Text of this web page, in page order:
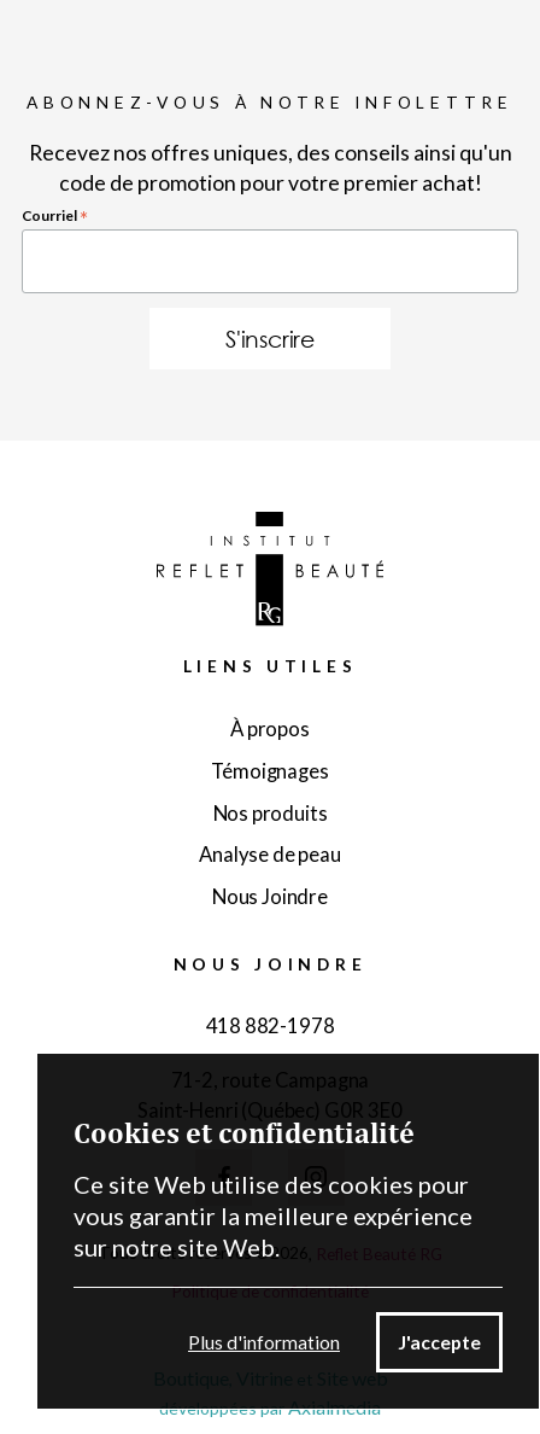
ABONNEZ-VOUS À NOTRE INFOLETTRE
Recevez nos offres uniques, des conseils ainsi qu'un
code de promotion pour votre premier achat!
Courriel *
LIENS UTILES
À propos
Témoignages
Nos produits
Analyse de peau
Nous Joindre
NOUS JOINDRE
418 882-1978
71-2, route Campagna
Saint-Henri (Québec) G0R 3E0
Tous droits réservés ©2026
Politique de confidentialité
Site web
développées parAxialmedia
Cookies et confidentialité
Ce site Web utilise des cookies pour
vous garantir la meilleure expérience
sur notre site Web.
Plus d'information J'accepte